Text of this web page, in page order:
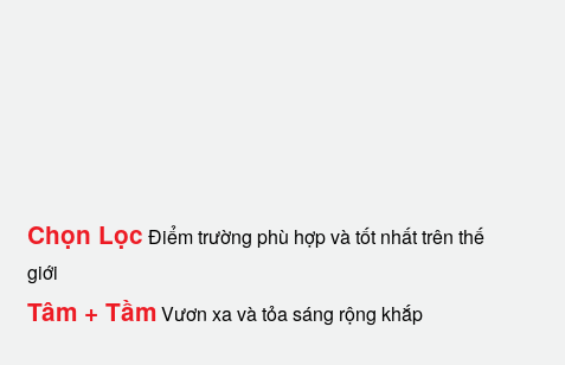
Chọn Lọc Điểm trường phù hợp và tốt nhất trên thế
giới
Tâm + TầmVươn xa và tỏa sáng rộng khắp